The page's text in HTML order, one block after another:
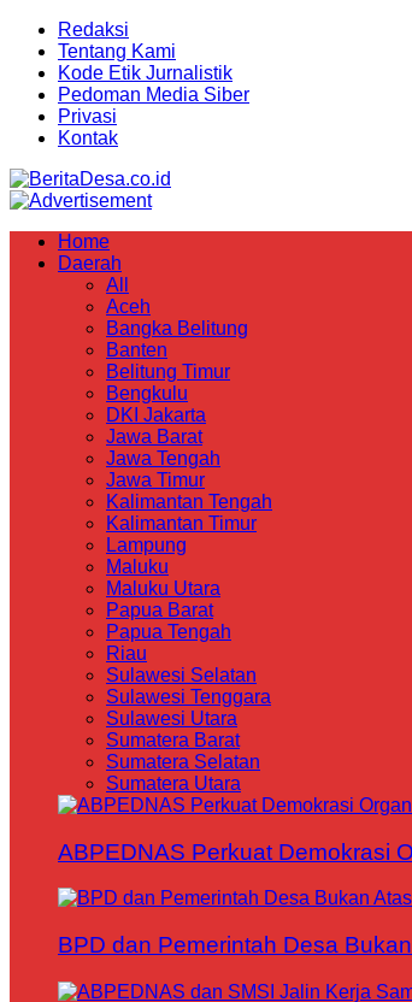
Redaksi
Tentang Kami
Kode Etik Jurnalistik
Pedoman Media Siber
Privasi
Kontak
Home
Daerah
All
Aceh
Bangka Belitung
Banten
Belitung Timur
Bengkulu
DKI Jakarta
Jawa Barat
Jawa Tengah
Jawa Timur
Kalimantan Tengah
Kalimantan Timur
Lampung
Maluku
Maluku Utara
Papua Barat
Papua Tengah
Riau
Sulawesi Selatan
Sulawesi Tenggara
Sulawesi Utara
Sumatera Barat
Sumatera Selatan
Sumatera Utara
ABPEDNAS Perkuat Demokrasi
BPD dan Pemerintah Desa